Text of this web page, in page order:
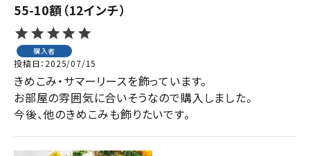
55-10額（12インチ）
購入者
投稿日 2025/07/15
きめこみ・サマーリースを飾っています。
お部屋の雰囲気に合いそうなので購入しました。
今後、他のきめこみも飾りたいです。